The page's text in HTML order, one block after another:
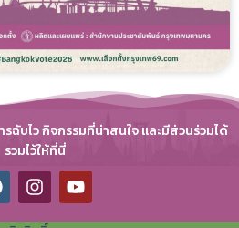
ฉับไว กิจกรรมที่น่าสนใจ และมีส่วนร่วมได้
รวมไว้ให้ที่นี่